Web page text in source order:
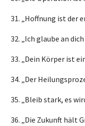
„Hoffnung ist der
„Ich glaube an
„Dein Körper ist
„Der
„Bleib stark, es
„Die Zukunft hält